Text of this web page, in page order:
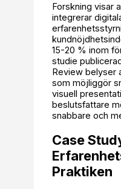
Forskning visar
integrerar
15-20 % inom
studie
Review belyser
som möjliggör
visuell
beslutsfattare
snabbare och
Case
Praktiken